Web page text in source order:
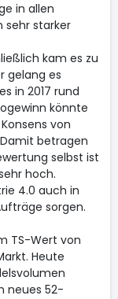
in allen
sehr starker
kam es zu
gelang es
in 2017 rund
könnte
von
Damit betragen
selbst ist
hoch.
4.0 auch in
sorgen.
TS-Wert von
Heute
neues 52-